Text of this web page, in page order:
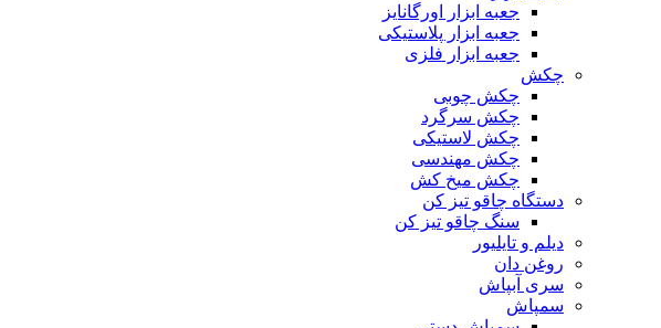
جعبه ابزار اورگانایز
جعبه ابزار پلاستیکی
جعبه ابزار فلزی
چکش
چکش چوبی
چکش سرگرد
چکش لاستیکی
چکش مهندسی
چکش میخ کش
دستگاه چاقو تیز کن
سنگ چاقو تیز کن
دیلم و تایلیور
روغن دان
سری آبپاش
سمپاش